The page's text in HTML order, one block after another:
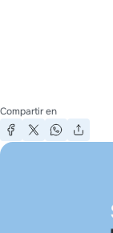
Compartir en